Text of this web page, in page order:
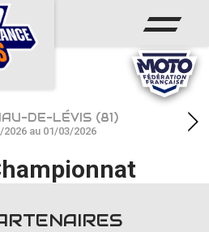
DE-LÉVIS (81)
2026 au 01/03/2026